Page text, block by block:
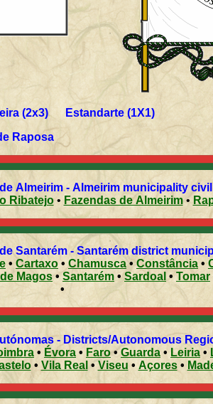
(2x3) Estandarte (1X1)
Raposa
Almeirim - Almeirim municipality
Ribatejo• Fazendas de Almeirim•
Santarém - Santarém district
• Cartaxo • Chamusca •Constância •
Magos•Santarém •Sardoal •Tomar
•
- Districts/Autonomous
• Évora • Faro•Guarda • Leiria •
• Vila Real •Viseu • Açores•